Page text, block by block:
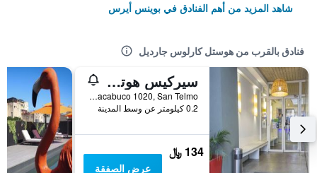
شاهد المزيد من أهم الفنادق في بوينس أيرس
فنادق بالقرب من هوستل كارلوس جارديل
سيركيس هوتل آند هوستل
Chacabuco 1020, San Telmo, بوينس أيرس, Capital Federal District, الأرجنتين
0.2 كيلومتر عن وسط المدينة
134 ﷼
عرض الصفقة